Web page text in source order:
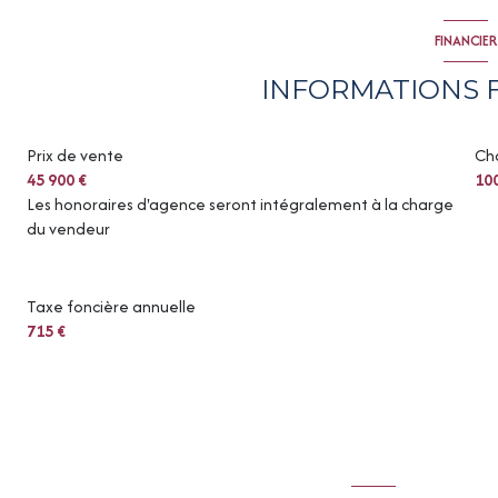
FINANCIER
INFORMATIONS
Prix de vente
45 900 €
Les honoraires d'agence seront intégralement à la charge
du vendeur
Taxe foncière annuelle
715 €